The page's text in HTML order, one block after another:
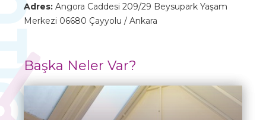
Adres: Angora Caddesi 209/29 Beysupark Yaşam
Merkezi 06680 Çayyolu / Ankara
Başka Neler Var?